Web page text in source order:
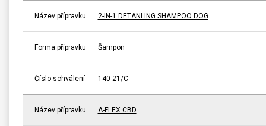
Název přípravku 2-IN-1 DETANLING SHAMPOO DOG
Forma přípravku Šampon
Číslo schválení 140-21/C
Název přípravku A-FLEX CBD